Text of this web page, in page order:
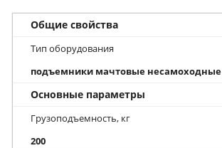
Общие свойства
Тип оборудования
подъемники мачтовые несамоходные
Основные параметры
Грузоподъемность, кг
200